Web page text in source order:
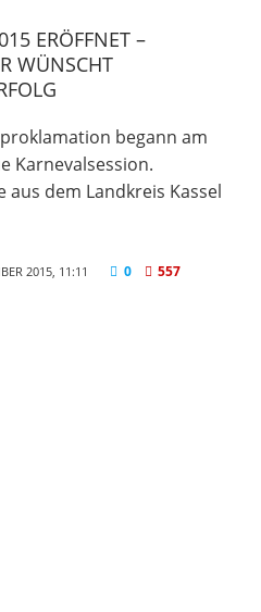
ERÖFFNET –
WÜNSCHT
begann am
Karnevalsession.
dem Landkreis Kassel
2015, 11:11 0 557